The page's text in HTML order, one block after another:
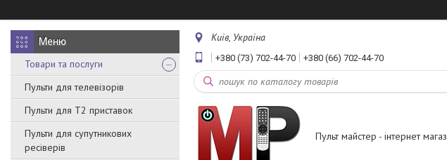
Товари та послуги
Пульти для телевізорів
Пульти для Т2 приставок
Пульти для супутникових
ресіверів
Київ, Україна
+380 (73) 702-44-70 +380 (66) 702-44-70
Пульт майстер - інтернет